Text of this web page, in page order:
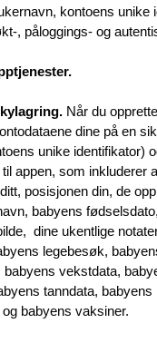
kontoens unike
, påloggings- og
Når du
dine på en
unike identifikator)
appen, som inkluderer
posisjonen din, de
babyens
dine ukentlige
legebesøk,
babyens vekstdata,
tanndata, babyens
babyens vaksiner.